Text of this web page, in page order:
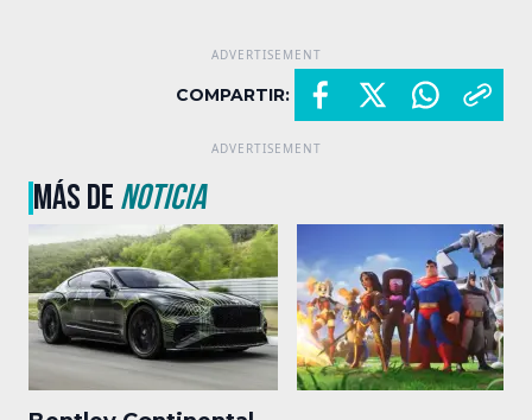
COMPARTIR:
MÁS DENOTICIA